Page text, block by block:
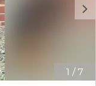
1 /7
d